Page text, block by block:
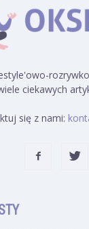
ciekawych
się z nami: